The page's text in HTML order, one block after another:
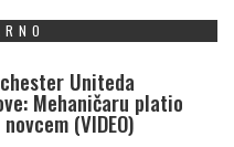
Uniteda
Mehaničaru platio
(VIDEO)